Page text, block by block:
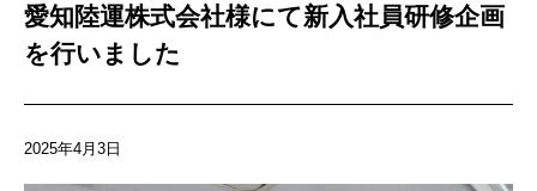
愛知陸運株式会社様にて新入社員研修企画
を行いました
2025年4月3日